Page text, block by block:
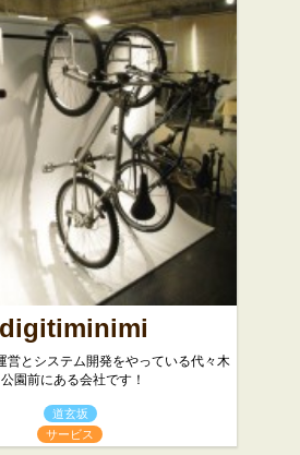
digitiminimi
営とシステム開発をやっている代々木
公園前にある会社です！
道玄坂
サービス